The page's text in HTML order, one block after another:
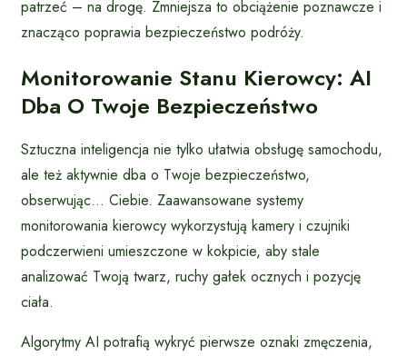
patrzeć – na drogę. Zmniejsza to obciążenie poznawcze i
znacząco poprawia bezpieczeństwo podróży.
Monitorowanie Stanu Kierowcy: AI
Dba O Twoje Bezpieczeństwo
Sztuczna inteligencja nie tylko ułatwia obsługę samochodu,
ale też aktywnie dba o Twoje bezpieczeństwo,
obserwując… Ciebie. Zaawansowane systemy
monitorowania kierowcy wykorzystują kamery i czujniki
podczerwieni umieszczone w kokpicie, aby stale
analizować Twoją twarz, ruchy gałek ocznych i pozycję
ciała.
Algorytmy AI potrafią wykryć pierwsze oznaki zmęczenia,